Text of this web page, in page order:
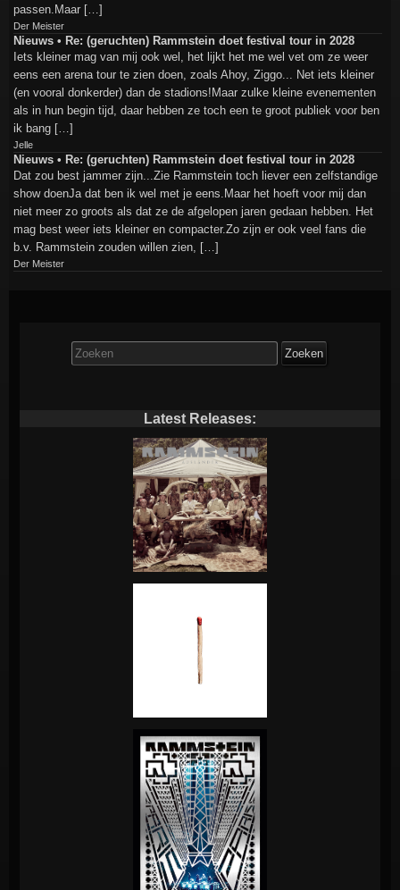
passen.Maar […]
Der Meister
Nieuws • Re: (geruchten) Rammstein doet festival tour in 2028
Iets kleiner mag van mij ook wel, het lijkt het me wel vet om ze weer
eens een arena tour te zien doen, zoals Ahoy, Ziggo... Net iets kleiner
(en vooral donkerder) dan de stadions!Maar zulke kleine evenementen
als in hun begin tijd, daar hebben ze toch een te groot publiek voor ben
ik bang […]
Jelle
Nieuws • Re: (geruchten) Rammstein doet festival tour in 2028
Dat zou best jammer zijn...Zie Rammstein toch liever een zelfstandige
show doenJa dat ben ik wel met je eens.Maar het hoeft voor mij dan
niet meer zo groots als dat ze de afgelopen jaren gedaan hebben. Het
mag best weer iets kleiner en compacter.Zo zijn er ook veel fans die
b.v. Rammstein zouden willen zien, […]
Der Meister
Zoek
naar:
Latest Releases: